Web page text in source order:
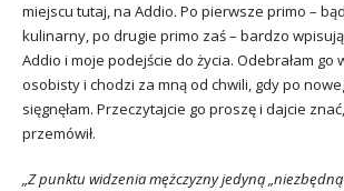
miejscu tutaj, na Addio. Po pierwsze primo –
kulinarny, po drugie primo zaś – bardzo
Addio i moje podejście do życia. Odebrałam go
osobisty i chodzi za mną od chwili, gdy po
sięgnęłam. Przeczytajcie go proszę i dajcie
przemówił.
„Z punktu widzenia mężczyzny jedyną